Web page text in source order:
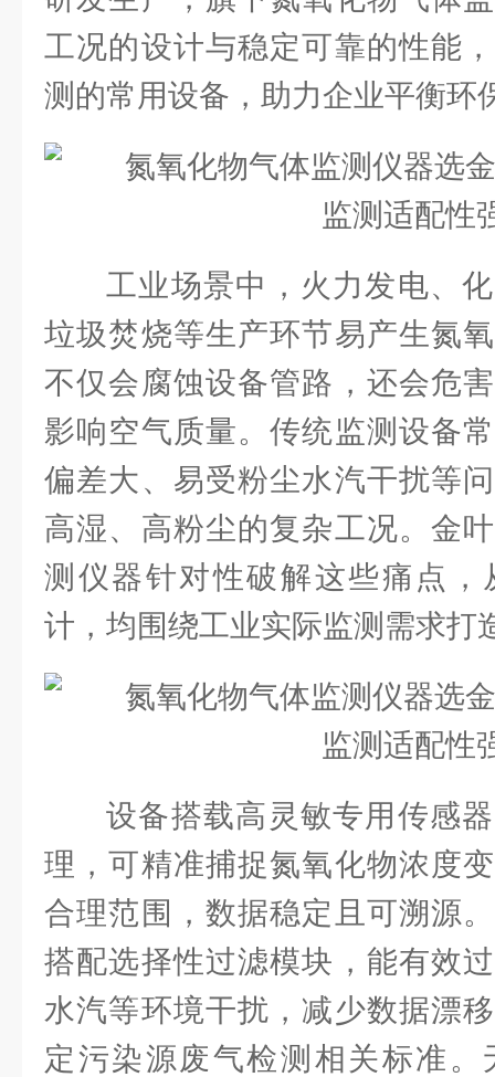
工况的设计与稳定可靠的性能
测的常用设备，助力企业平衡环
工业场景中，火力发电、
垃圾焚烧等生产环节易产生氮
不仅会腐蚀设备管路，还会危
影响空气质量。传统监测设备
偏差大、易受粉尘水汽干扰等
高湿、高粉尘的复杂工况。金
测仪器针对性破解这些痛点，
计，均围绕工业实际监测需求打
设备搭载高灵敏专用传感
理，可精准捕捉氮氧化物浓度
合理范围，数据稳定且可溯源
搭配选择性过滤模块，能有效
水汽等环境干扰，减少数据漂
定污染源废气检测相关标准